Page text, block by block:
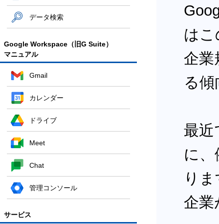
データ検索
Google Workspace（旧G Suite）
マニュアル
Gmail
カレンダー
ドライブ
Meet
Chat
管理コンソール
サービス
は
企業
る
最近
に
り
企業